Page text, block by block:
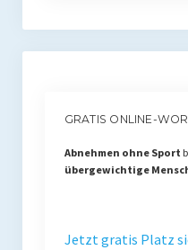
GRATIS ONLINE-
Abnehmen ohne Sport
übergewichtige
Jetzt gratis Platz